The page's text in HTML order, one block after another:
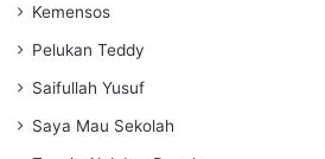
Kemensos
Pelukan Teddy
Saifullah Yusuf
Saya Mau Sekolah